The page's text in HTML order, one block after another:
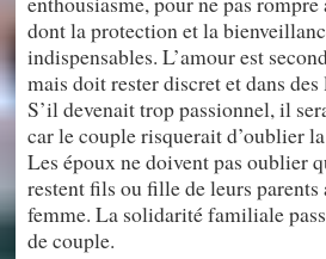
dont la protection et la
indispensables. L’amour est
mais doit rester discret et dans
S’il devenait trop passionnel, il
car le couple risquerait d’oublier
Les époux ne doivent pas oublier
restent fils ou fille de leurs parents
femme. La solidarité familiale
de couple.